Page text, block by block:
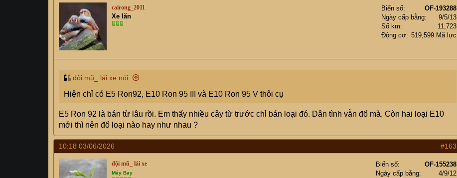
cairong_2011
Xe lăn
Biển số
OF-193288
Ngày cấp bằng
9/5/13
Số km
11,723
Động cơ
519,599 Mã lực
đội mũ_ lái xe nói:
Hiện chỉ có E5 Ron92, E10 Ron 95 III và E10 Ron 95 V thôi cụ
E5 Ron 92 là bán từ lâu rồi. Em thấy nhiều cây từ trước chỉ bán loại đó. Dân tình vẫn đổ mà. Còn hai loại E10
mới thì nên đổ loại nào hay như nhau ?
10:18 03/06/2026 #163
đội mũ_ lái xe
Máy Bay
Biển số
OF-155238
Ngày cấp bằng
4/9/12